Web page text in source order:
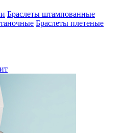
Браслеты штампованные
Браслеты плетеные